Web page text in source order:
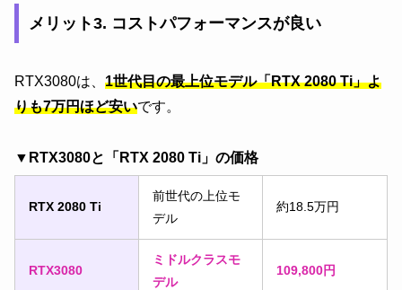
メリット3. コストパフォーマンスが良い
RTX3080は、 1世代目の最上位モデル「RTX 2080 Ti」よ
りも7万円ほど安いです。
▼RTX3080と「RTX 2080 Ti」の価格
RTX 2080 Ti
前世代の上位モ
デル
約18.5万円
RTX3080
ミドルクラスモ
デル
109,800円